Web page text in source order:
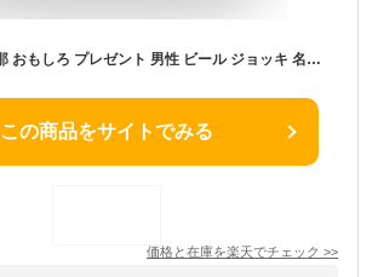
父の日 グラス 旦那 おもしろ プレゼント 男性 ビール ジョッキ 名入れ 大ジョッキ ギフト 名前入り ギフト【 でかジョッキ 1000ml 】 ビールジョッキ ビアジョッキ 大きい 1リットル 誕生日プレゼント 父親 夫 30代 40代 50代 60代 退職祝い 送別 還暦 祝い 実用的
この商品をサイトでみる
価格と在庫を楽天でチェック >>